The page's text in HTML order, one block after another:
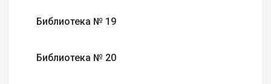
Библиотека № 19
Библиотека № 20